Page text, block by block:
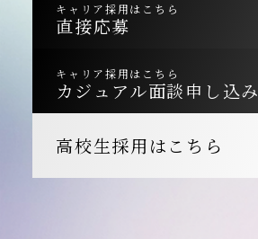
キャリア採用はこちら
直接応募
キャリア採用はこちら
カジュアル面談申し込み
高校生採用はこちら